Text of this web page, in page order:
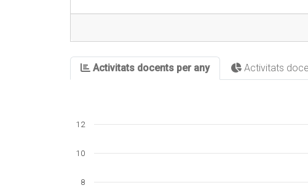
Activitats docents per any Activitats
8
10
12